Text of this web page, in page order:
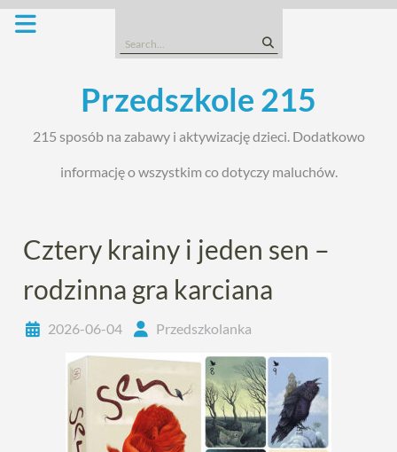
Skip
Search
for:
Przedszkole 215
215 sposób na zabawy i aktywizację dzieci. Dodatkowo
informację o wszystkim co dotyczy maluchów.
Cztery krainy i jeden sen –
rodzinna gra karciana
2026-06-04 Przedszkolanka